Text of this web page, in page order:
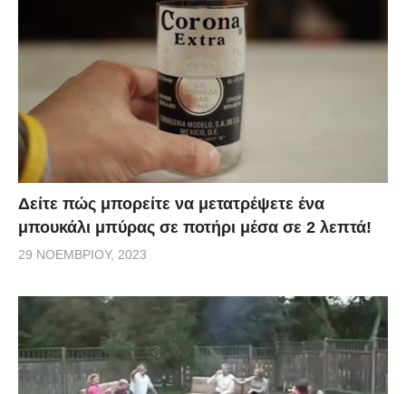
Δείτε πώς μπορείτε να μετατρέψετε ένα
μπουκάλι μπύρας σε ποτήρι μέσα σε 2 λεπτά!
29 ΝΟΕΜΒΡΊΟΥ, 2023